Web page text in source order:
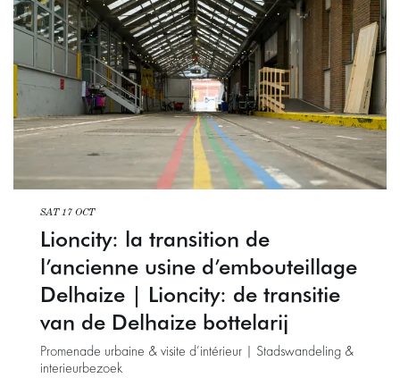
Lioncity: la transition de
l’ancienne usine d’embouteillage
Delhaize | Lioncity: de transitie
van de Delhaize bottelarij
Promenade urbaine & visite d’intérieur | Stadswandeling &
interieurbezoek
SAT 17 OCT